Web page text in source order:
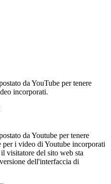
da YouTube per tenere
incorporati.
da Youtube per tenere
per i video di Youtube incorporati
visitatore del sito web sta
dell'interfaccia di